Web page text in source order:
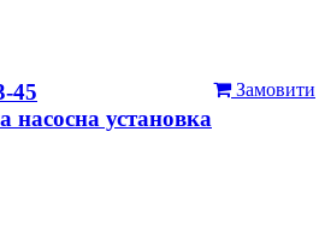
Замовити
45
насосна установка